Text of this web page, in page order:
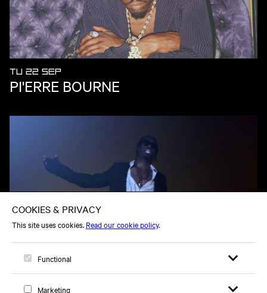
TU 22 SEP
PI'ERRE BOURNE
FIMIGUERRERO